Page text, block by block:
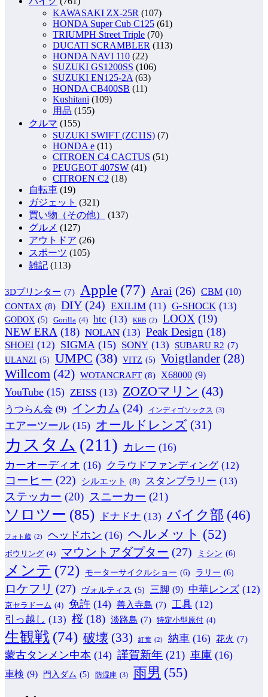
KAWASAKI ZX-25R (107)
HONDA Super Cub C125 (61)
TRIUMPH Street Triple (70)
DUCATI SCRAMBLER (113)
HONDA NAVI 110 (22)
SUZUKI GS1200SS (106)
SUZUKI EN125-2A (63)
HONDA CB400SB (11)
Kushitani (109)
用品 (155)
クルマ (155)
SUZUKI SWIFT (ZC11S) (7)
HONDA e (11)
CITROEN C4 CACTUS (51)
PEUGEOT 407SW (41)
CITROEN C2 (18)
自転車 (19)
ガジェット (321)
買い物（その他）
(137)
グルメ (127)
アウトドア (26)
スポーツ (105)
雑記 (113)
3Dプリンター (7) Apple (77) Arai (26) CBM (10)
CONTAX (8) DIY (24) EXILIM (11) G-SHOCK (13)
GODOX (5) Gorilla (4) htc (13) KRB (2) LOOX (19)
NEW ERA (18) NOLAN (13) Peak Design (18)
SHOEI (12) SIGMA (15) SONY (13) SUBARU R2 (7)
ULANZI (5) UMPC (38) VITZ (5) Voigtlander (28)
Willcom (42) WOTANCRAFT (8) X68000 (9)
YouTube (15) ZEISS (13) ZOZOマリン (43)
うつらん会 (9) インカム (24) インディゴソックス (3)
エアーツール (15) オールドレンズ (31)
カスタム (211) カレー (16)
カーオーディオ (16) クラウドファンディング (12)
コーヒー (22) シルエット (8) スタンプラリー (13)
ステッカー (20) スニーカー (21)
ソロツー (85) ドナドナ (13) バイク部 (46)
フォト蔵 (2) ヘッドホン (16) ヘルメット (52)
ボウリング (4) マウントアダプター (27) ミシン (6)
メンテ (72) モーターサイクルショー (6) ラリー (6)
ロケフリ (27) ヴォルティス (5) 三脚 (9) 中華レンズ (12)
京セラドーム (4) 免許 (14) 善入寺島 (7) 工具 (12)
引っ越し (13) 桜 (18) 淡路島 (7) 特定小型原付 (4)
生観戦 (74) 破壊 (33) 紅葉 (2) 納車 (16) 花火 (7)
蒙古タンメン中本 (14) 謹賀新年 (21) 車庫 (16)
車検 (9) 門入ダム (5) 防湿庫 (3) 雨男 (55)